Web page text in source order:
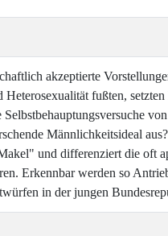
akzeptierte
fußten,
von
Männlichkeitsideal
und differenziert die oft
Erkennbar werden so
in der jungen